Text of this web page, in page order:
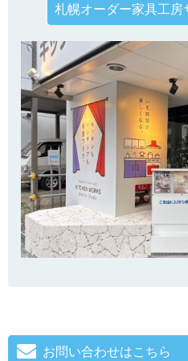
札幌オーダー家具工房
お問い合わせはこちら